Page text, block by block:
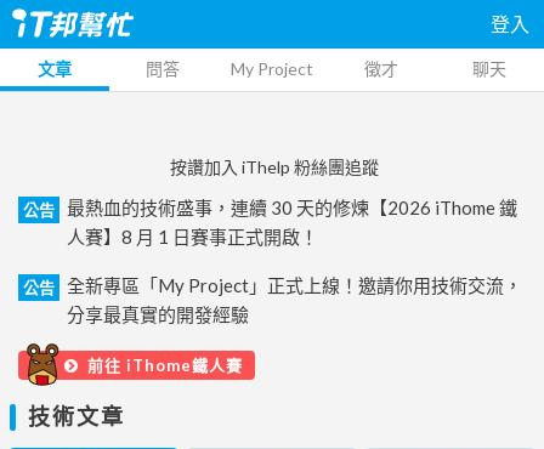
登入
文章 問答 My Project 徵才 聊天
按讚加入 iThelp 粉絲團追蹤
公告
最熱血的技術盛事，連續 30 天的修煉【2026 iThome 鐵
人賽】8 月 1 日賽事正式開啟！
公告
全新專區「My Project」正式上線！邀請你用技術交流，
分享最真實的開發經驗
前往 iThome鐵人賽
技術文章